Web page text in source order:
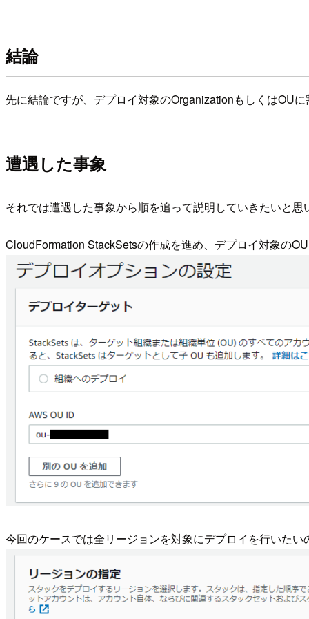
結論
先に結論ですが、デプロイ対象のOrganizationもしくはOU
遭遇した事象
それでは遭遇した事象から順を追って説明していきたいと思
CloudFormation StackSetsの作成を進め、デプロイ対象の
今回のケースでは全リージョンを対象にデプロイを行いた